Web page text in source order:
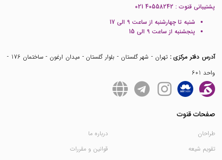
پشتیبانی قنوت : 021 40558242
شنبه تا چهارشنبه از ساعت 9 الی 17
پنجشنبه از ساعت 9 الی 15
آدرس دفتر مرکزی :
تهران - شهر گلستان - بلوار گلستان - میدان ارغون - ساختمان 176 -
واحد 601
صفحات قنوت
طراحان
تقویم شیعه
درباره ما
قوانین و مقررات